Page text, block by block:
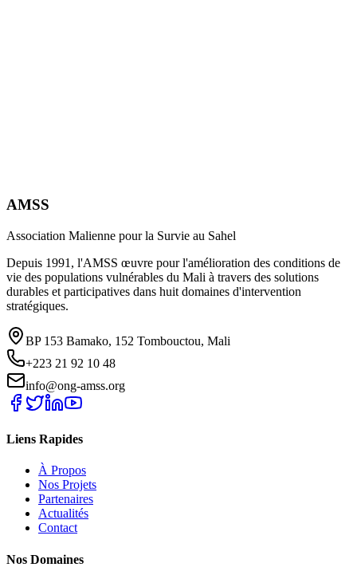
AMSS
Association Malienne pour la Survie au Sahel
Depuis 1991, l'AMSS œuvre pour l'amélioration des conditions de
vie des populations vulnérables du Mali à travers des solutions
durables et participatives dans huit domaines d'intervention
stratégiques.
BP 153 Bamako, 152 Tombouctou, Mali
+223 21 92 10 48
info@ong-amss.org
Liens Rapides
À Propos
Nos Projets
Partenaires
Actualités
Contact
Nos Domaines